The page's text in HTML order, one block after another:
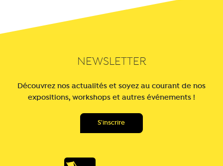
NEWSLETTER
Découvrez nos actualités et soyez au courant de nos
expositions, workshops et autres événements !